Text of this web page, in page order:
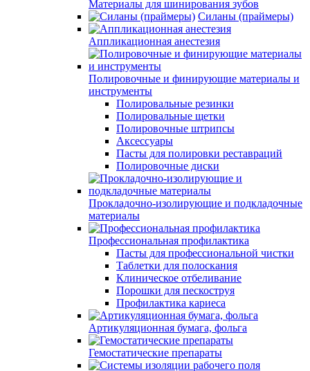
Материалы для шинирования зубов
Силаны (праймеры)
Аппликационная анестезия
Полировочные и финирующие материалы и
инструменты
Полировальные резинки
Полировальные щетки
Полировочные штрипсы
Аксессуары
Пасты для полировки реставраций
Полировочные диски
Прокладочно-изолирующие и подкладочные
материалы
Профессиональная профилактика
Пасты для профессиональной чистки
Таблетки для полоскания
Клиническое отбеливание
Порошки для пескоструя
Профилактика кариеса
Артикуляционная бумага, фольга
Гемостатические препараты